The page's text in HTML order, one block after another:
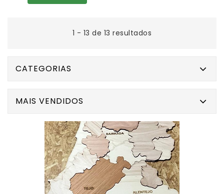
1 - 13 de 13 resultados
CATEGORIAS
MAIS VENDIDOS